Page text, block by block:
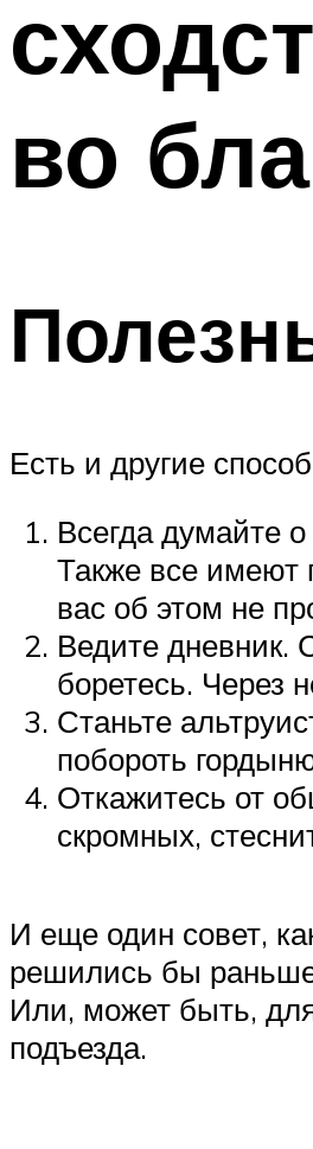
во
Есть и другие
Всегда думайте
Также все имеют
вас об этом не
Ведите дневник.
боретесь. Через
Станьте
побороть
Откажитесь от
скромных,
И еще один совет,
решились бы
Или, может быть,
подъезда.